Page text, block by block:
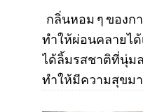
กลิ่นหอม ๆ ของก
ทำให้ผ่อนคลายได้
ได้ลิ้มรสชาติที่นุ่ม
ทำให้มีความสุขม